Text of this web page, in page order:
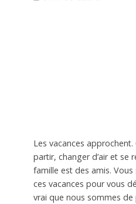
Les vacances
partir, changer d’air et se
famille est des amis.
ces vacances pour vous
vrai que nous sommes